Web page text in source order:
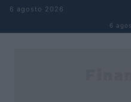
Saltar al contenido
6 agosto 2026
6